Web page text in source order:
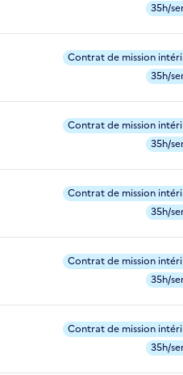
35h/
Contrat de mission
35h/
Contrat de mission
35h/
Contrat de mission
35h/
Contrat de mission
35h/
Contrat de mission
35h/